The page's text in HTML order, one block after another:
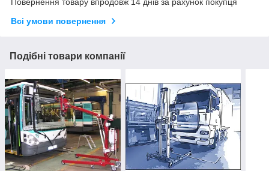
Всі умови повернення
Подібні товари компанії